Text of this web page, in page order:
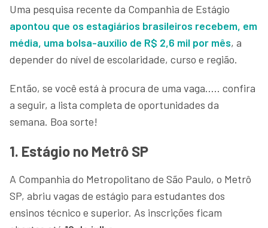
Uma pesquisa recente da Companhia de Estágio
apontou que os estagiários brasileiros recebem, em
média, uma bolsa-auxílio de R$ 2,6 mil por mês, a
depender do nível de escolaridade, curso e região.
Então, se você está à procura de uma vaga..... confira
a seguir, a lista completa de oportunidades da
semana. Boa sorte!
1. Estágio no Metrô SP
A Companhia do Metropolitano de São Paulo, o Metrô
SP, abriu vagas de estágio para estudantes dos
ensinos técnico e superior. As inscrições ficam